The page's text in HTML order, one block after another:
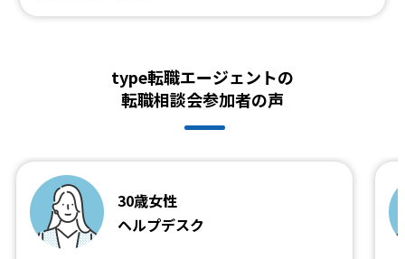
type転職エージェントの
転職相談会参加者の声
30歳女性
ヘルプデスク